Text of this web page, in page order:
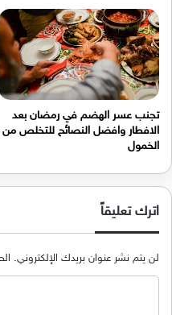
تجنب عسر الهضم في رمضان بعد
الافطار وافضل النصائح للتخلص من
الخمول
اترك تعليقاً
لن يتم نشر عنوان بريدك الإلكتروني.